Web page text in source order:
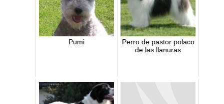
Pumi
Perro de pastor polaco
de las llanuras